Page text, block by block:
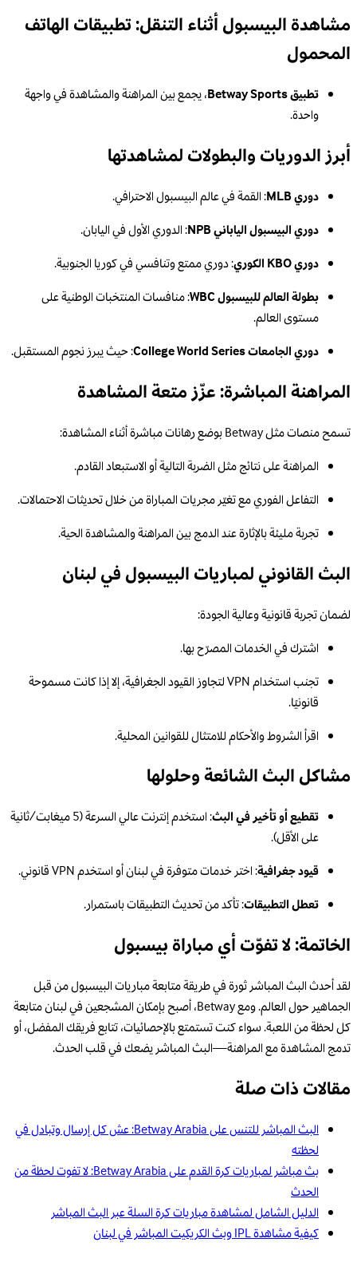
مشاهدة البيسبول أثناء التنقل: تطبيقات الهاتف
المحمول
تطبيق Betway Sports
، يجمع بين المراهنة والمشاهدة في واجهة
واحدة.
أبرز الدوريات والبطولات لمشاهدتها
دوري MLB
: القمة في عالم البيسبول الاحترافي.
دوري البيسبول الياباني NPB
: الدوري الأول في اليابان.
دوري KBO الكوري
: دوري ممتع وتنافسي في كوريا الجنوبية.
بطولة العالم للبيسبول WBC
: منافسات المنتخبات الوطنية على
مستوى العالم.
دوري الجامعات College World Series
: حيث يبرز نجوم المستقبل.
المراهنة المباشرة: عزّز متعة المشاهدة
تسمح منصات مثل Betway بوضع رهانات مباشرة أثناء المشاهدة:
المراهنة على نتائج مثل الضربة التالية أو الاستبعاد القادم.
التفاعل الفوري مع تغيّر مجريات المباراة من خلال تحديثات الاحتمالات.
تجربة مليئة بالإثارة عند الدمج بين المراهنة والمشاهدة الحية.
البث القانوني لمباريات البيسبول في لبنان
لضمان تجربة قانونية وعالية الجودة:
اشترك في الخدمات المصرّح بها.
تجنب استخدام VPN لتجاوز القيود الجغرافية، إلا إذا كانت مسموحة
قانونيًا.
اقرأ الشروط والأحكام للامتثال للقوانين المحلية.
مشاكل البث الشائعة وحلولها
تقطيع أو تأخير في البث
: استخدم إنترنت عالي السرعة (5 ميغابت/ثانية
على الأقل).
قيود جغرافية: اختر خدمات متوفرة في لبنان أو استخدم VPN قانوني.
تعطل التطبيقات: تأكد من تحديث التطبيقات باستمرار.
الخاتمة: لا تفوّت أي مباراة بيسبول
لقد أحدث البث المباشر ثورة في طريقة متابعة مباريات البيسبول من قبل
الجماهير حول العالم. ومع Betway، أصبح بإمكان المشجعين في لبنان متابعة
كل لحظة من اللعبة. سواء كنت تستمتع بالإحصائيات، تتابع فريقك المفضل، أو
تدمج المشاهدة مع المراهنة—البث المباشر يضعك في قلب الحدث.
مقالات ذات صلة
البث المباشر للتنس على Betway Arabia: عش كل إرسال وتبادل في
لحظته
بث مباشر لمباريات كرة القدم على Betway Arabia: لا تفوت لحظة من
الحدث
الدليل الشامل لمشاهدة مباريات كرة السلة عبر البث المباشر
كيفية مشاهدة IPL وبث الكريكيت المباشر في لبنان